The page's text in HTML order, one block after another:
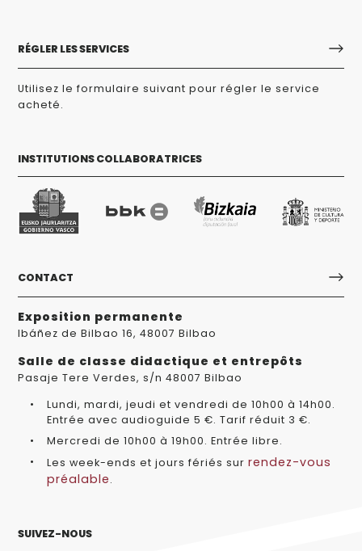
RÉGLER LES SERVICES
Utilisez le formulaire suivant pour régler le service
acheté.
INSTITUTIONS COLLABORATRICES
CONTACT
Exposition permanente
Ibáñez de Bilbao 16, 48007 Bilbao
Salle de classe didactique et entrepôts
Pasaje Tere Verdes, s/n 48007 Bilbao
Lundi, mardi, jeudi et vendredi de 10h00 à 14h00.
Entrée avec audioguide 5 €. Tarif réduit 3 €.
Mercredi de 10h00 à 19h00. Entrée libre.
Les week-ends et jours fériés sur rendez-vous
préalable.
SUIVEZ-NOUS